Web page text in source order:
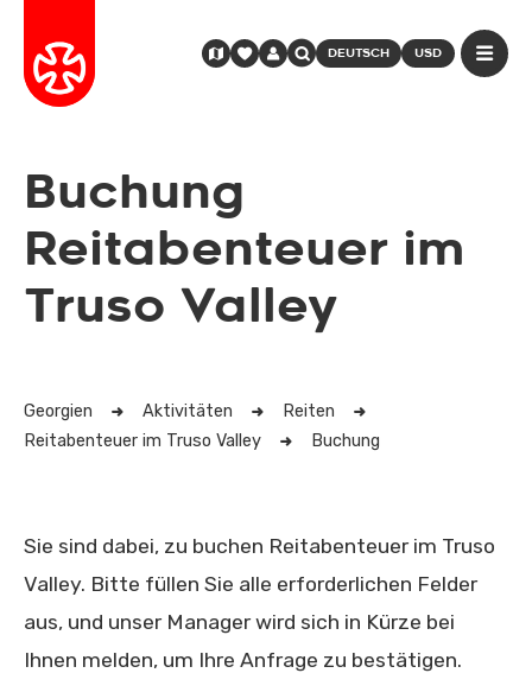
DEUTSCH USD
Buchung
Reitabenteuer im
Truso Valley
Georgien Aktivitäten
Reiten
Reitabenteuer im Truso Valley
Buchung
Sie sind dabei, zu buchen Reitabenteuer im Truso
Valley. Bitte füllen Sie alle erforderlichen Felder
aus, und unser Manager wird sich in Kürze bei
Ihnen melden, um Ihre Anfrage zu bestätigen.